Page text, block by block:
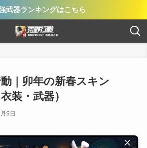
武器ランキングはこちら
｜卯年の新春スキン
衣装・武器）
9日